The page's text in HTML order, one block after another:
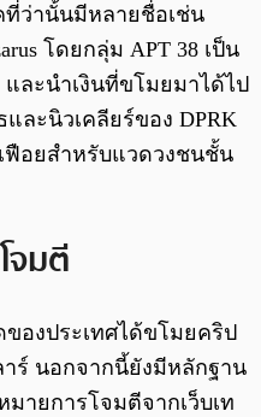
ที่ว่านั้นมีหลายชื่อเช่น
โดยกลุ่ม APT 38 เป็น
ละนำเงินที่ขโมยมาได้ไป
ละนิวเคลียร์ของ DPRK
ฟือยสำหรับแวดวงชนชั้น
จมตี
องประเทศได้ขโมยคริป
ร์ นอกจากนี้ยังมีหลักฐาน
ายการโจมตีจากเว็บเท